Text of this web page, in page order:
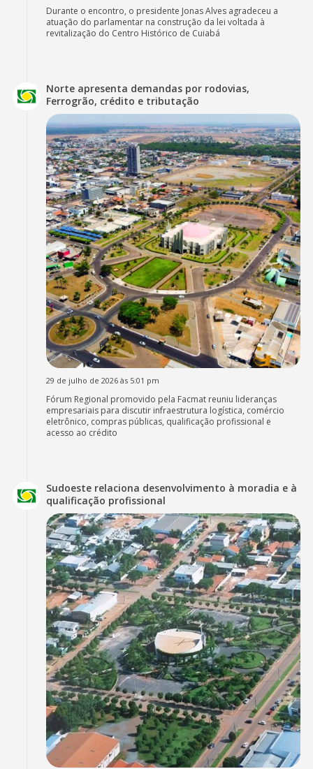
Durante o encontro, o presidente Jonas Alves agradeceu a
atuação do parlamentar na construção da lei voltada à
revitalização do Centro Histórico de Cuiabá
Norte apresenta demandas por rodovias,
Ferrogrão, crédito e tributação
29 de julho de 2026 às 5:01 pm
Fórum Regional promovido pela Facmat reuniu lideranças
empresariais para discutir infraestrutura logística, comércio
eletrônico, compras públicas, qualificação profissional e
acesso ao crédito
Sudoeste relaciona desenvolvimento à moradia e à
qualificação profissional